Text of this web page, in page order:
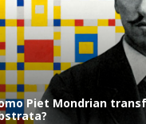
Piet Mondrian